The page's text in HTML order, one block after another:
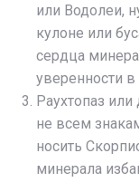
или Водолеи,
кулоне или
сердца
уверенности
Раухтопаз
не всем
носить
минерала